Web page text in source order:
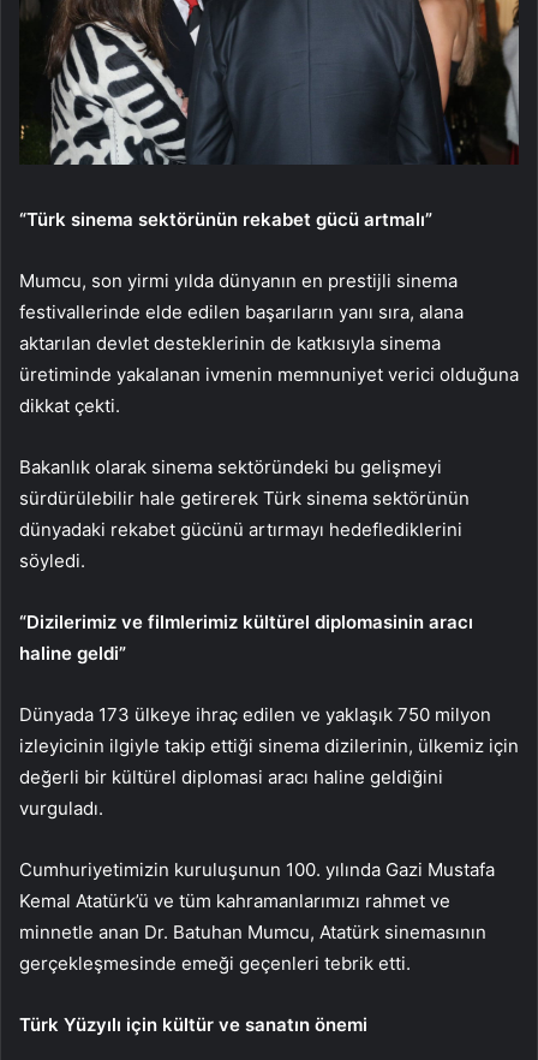
“Türk sinema sektörünün rekabet gücü artmalı”
Mumcu, son yirmi yılda dünyanın en prestijli sinema
festivallerinde elde edilen başarıların yanı sıra, alana
aktarılan devlet desteklerinin de katkısıyla sinema
üretiminde yakalanan ivmenin memnuniyet verici olduğuna
dikkat çekti.
Bakanlık olarak sinema sektöründeki bu gelişmeyi
sürdürülebilir hale getirerek Türk sinema sektörünün
dünyadaki rekabet gücünü artırmayı hedeflediklerini
söyledi.
“Dizilerimiz ve filmlerimiz kültürel diplomasinin aracı
haline geldi”
Dünyada 173 ülkeye ihraç edilen ve yaklaşık 750 milyon
izleyicinin ilgiyle takip ettiği sinema dizilerinin, ülkemiz için
değerli bir kültürel diplomasi aracı haline geldiğini
vurguladı.
Cumhuriyetimizin kuruluşunun 100. yılında Gazi Mustafa
Kemal Atatürk’ü ve tüm kahramanlarımızı rahmet ve
minnetle anan Dr. Batuhan Mumcu, Atatürk sinemasının
gerçekleşmesinde emeği geçenleri tebrik etti.
Türk Yüzyılı için kültür ve sanatın önemi